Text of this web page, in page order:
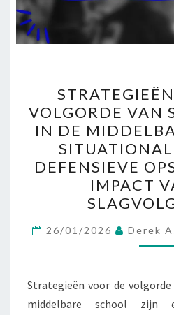
DE
IN
DE
VOLGORDE VAN
IN DE
DEFENSIEVE
IMPACT
26/01/2026 Derek
Strategieën voor de
middelbare school zijn